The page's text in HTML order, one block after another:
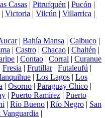
Casas | Pitrufquén | Pucón |
| Victoria | Vilcún | Villarrica |
| Bahía Mansa | Calbuco |
| Castro | Chacao | Chaitén |
| Contao | Corral | Curanue
Fresia | Frutillar| Futaleufú |
| Los Lagos | Los
| Osorno | Paraguay Chico |
| Puerto Ramírez | Puerto
| Río Bueno | Río Negro | San
|